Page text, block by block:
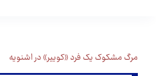
مرگ مشکوک یک فرد «کوییر» در اشنویه